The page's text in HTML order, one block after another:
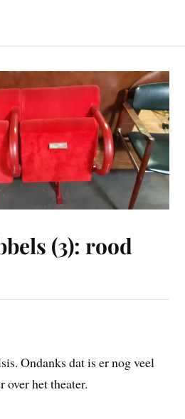
(3): rood
Ondanks dat is er nog veel
over het theater.